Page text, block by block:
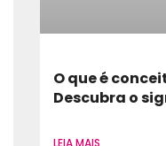
O que é
Descubra o
LEIA MAIS